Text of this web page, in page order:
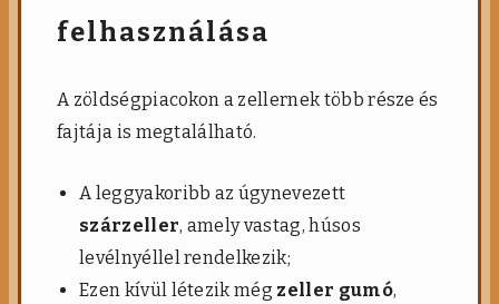
felhasználása
A zöldségpiacokon a zellernek több része és
fajtája is megtalálható.
A leggyakoribb az úgynevezett
szárzeller, amely vastag, húsos
levélnyéllel rendelkezik;
Ezen kívül létezik még zeller gumó,